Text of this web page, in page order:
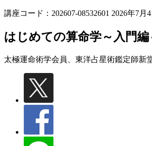
講座コード：202607-08532601 2026年7月
はじめての算命学～入門編
太極運命術学会員、東洋占星術鑑定師新